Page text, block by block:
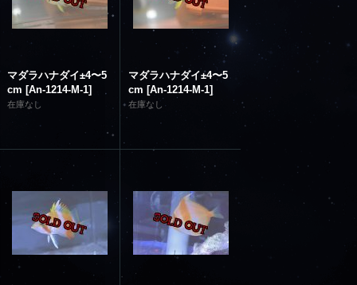
マダラハナダイ±4〜5
cm [An-1214-M-1]
在庫なし
マダラハナダイ±4〜5
cm [An-1214-M-1]
在庫なし